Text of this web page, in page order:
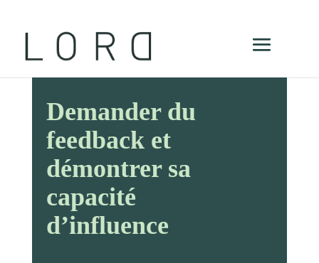
Demander du
feedback et
démontrer sa
capacité
d’influence